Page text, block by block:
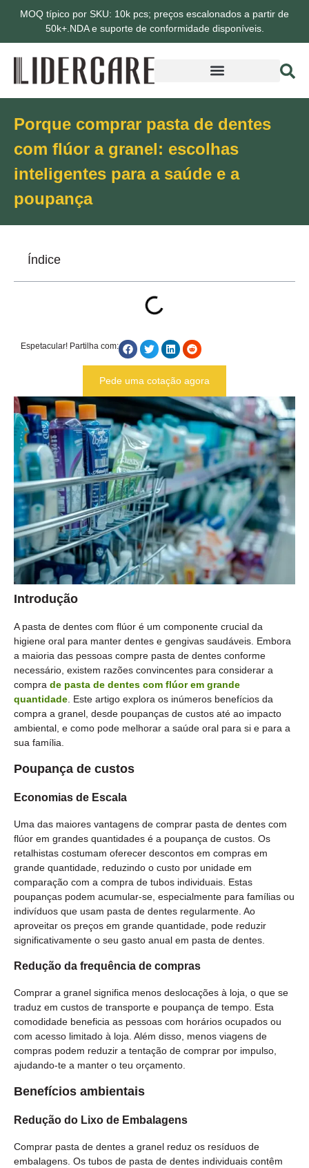
MOQ típico por SKU: 10k pcs; preços escalonados a partir de
50k+.NDA e suporte de conformidade disponíveis.
Porque comprar pasta de dentes
com flúor a granel: escolhas
inteligentes para a saúde e a
poupança
Introdução
A pasta de dentes com flúor é um componente crucial da
higiene oral para manter dentes e gengivas saudáveis. Embora
a maioria das pessoas compre pasta de dentes conforme
necessário, existem razões convincentes para considerar a
compra de pasta de dentes com flúor em grande
quantidade . Este artigo explora os inúmeros benefícios da
compra a granel, desde poupanças de custos até ao impacto
ambiental, e como pode melhorar a saúde oral para si e para a
sua família.
Poupança de custos
Economias de Escala
Uma das maiores vantagens de comprar pasta de dentes com
flúor em grandes quantidades é a poupança de custos. Os
retalhistas costumam oferecer descontos em compras em
grande quantidade, reduzindo o custo por unidade em
comparação com a compra de tubos individuais. Estas
poupanças podem acumular-se, especialmente para famílias ou
indivíduos que usam pasta de dentes regularmente. Ao
aproveitar os preços em grande quantidade, pode reduzir
significativamente o seu gasto anual em pasta de dentes.
Redução da frequência de compras
Comprar a granel significa menos deslocações à loja, o que se
traduz em custos de transporte e poupança de tempo. Esta
comodidade beneficia as pessoas com horários ocupados ou
com acesso limitado à loja. Além disso, menos viagens de
compras podem reduzir a tentação de comprar por impulso,
ajudando-te a manter o teu orçamento.
Benefícios ambientais
Redução do Lixo de Embalagens
Comprar pasta de dentes a granel reduz os resíduos de
embalagens. Os tubos de pasta de dentes individuais contêm
Índice
Espetacular! Partilha com:
Pede uma cotação agora